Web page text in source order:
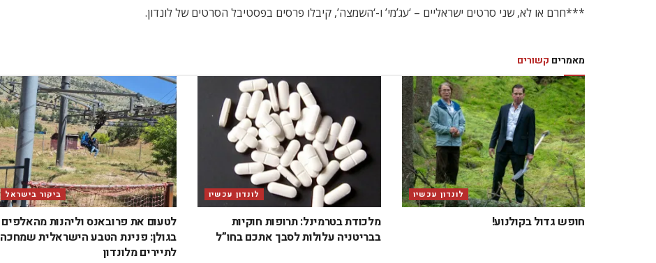
***חרם או לא, שני סרטים ישראליים – ‘עג’מי’ ו-‘השמצה’, קיבלו פרסים בפסטיבל הסרטים של לונדון.
מאמרים קשורים
לונדון עכשיו
חופש גדול בקולנוע!
לונדון עכשיו
מלכודת בטרמינל: תרופות חוקיות
בבריטניה עלולות לסבך אתכם בחו”ל
ביקור בישראל
לטעום את פרובאנס וליהנות מהאלפים
בגולן: פנינת הטבע הישראלית שמחכה
לתיירים מלונדון